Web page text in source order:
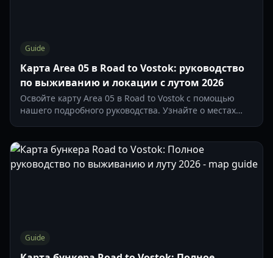
Guide
Карта Area 05 в Road to Vostok: руководство
по выживанию и локации с лутом 2026
Освойте карту Area 05 в Road to Vostok с помощью
нашего подробного руководства. Узнайте о местах
Guide